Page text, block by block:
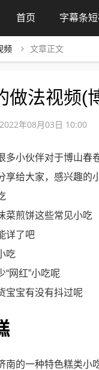
首页 字幕条
频 文章正文
做法视频(
2022年08月03日 10:00
多小伙伴对于博山春
享给大家，感兴趣的
菜煎饼这些常见小吃
详了吧
吃
“网红”小吃呢
宝宝有没有抖过呢
南的一种特色糕类小